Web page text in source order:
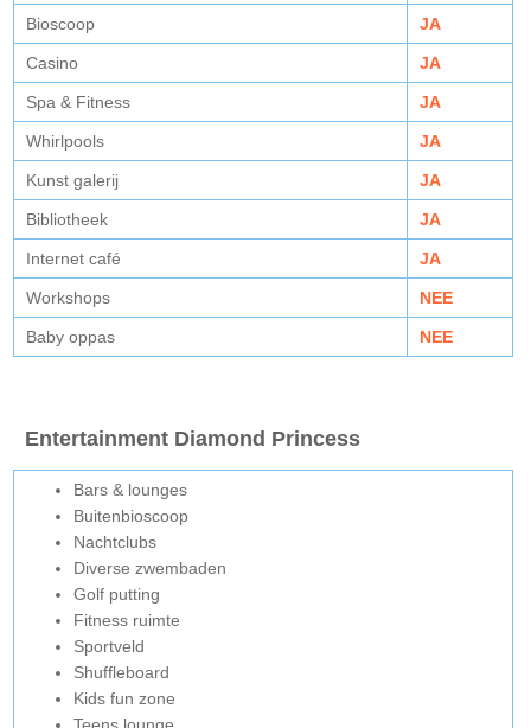
Bioscoop JA
Casino JA
Spa & Fitness JA
Whirlpools JA
Kunst galerij JA
Bibliotheek JA
Internet café JA
Workshops NEE
Baby oppas NEE
Entertainment Diamond Princess
Bars & lounges
Buitenbioscoop
Nachtclubs
Diverse zwembaden
Golf putting
Fitness ruimte
Sportveld
Shuffleboard
Kids fun zone